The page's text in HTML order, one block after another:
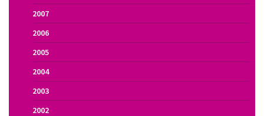
2007
2006
2005
2004
2003
2002